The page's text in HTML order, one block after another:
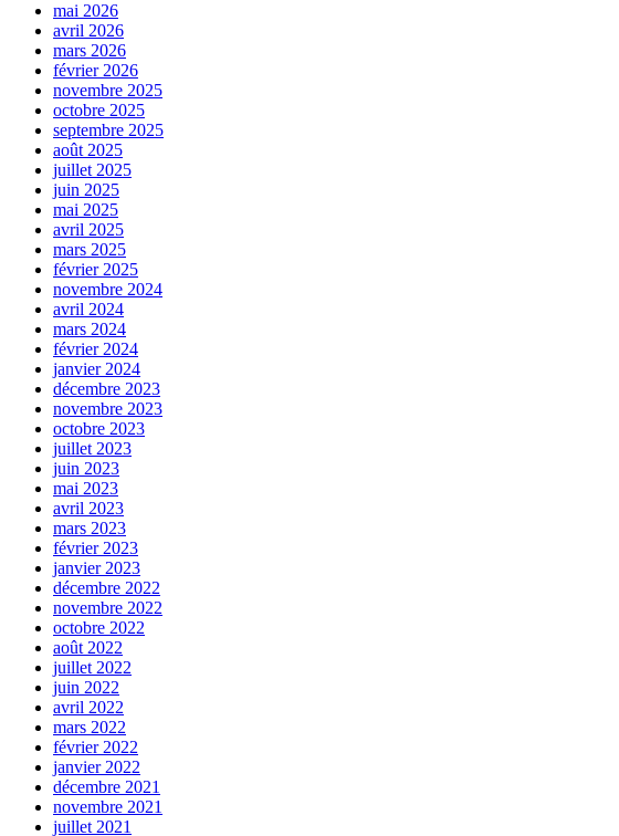
mai 2026
avril 2026
mars 2026
février 2026
novembre 2025
octobre 2025
septembre 2025
août 2025
juillet 2025
juin 2025
mai 2025
avril 2025
mars 2025
février 2025
novembre 2024
avril 2024
mars 2024
février 2024
janvier 2024
décembre 2023
novembre 2023
octobre 2023
juillet 2023
juin 2023
mai 2023
avril 2023
mars 2023
février 2023
janvier 2023
décembre 2022
novembre 2022
octobre 2022
août 2022
juillet 2022
juin 2022
avril 2022
mars 2022
février 2022
janvier 2022
décembre 2021
novembre 2021
juillet 2021